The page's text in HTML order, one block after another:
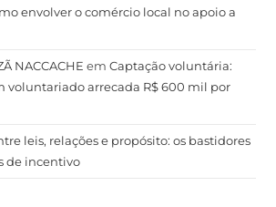
envolver o comércio local no apoio a
NACCACHE emCaptação voluntária:
voluntariado arrecada R$ 600 mil por
leis, relações e propósito: os bastidores
de incentivo